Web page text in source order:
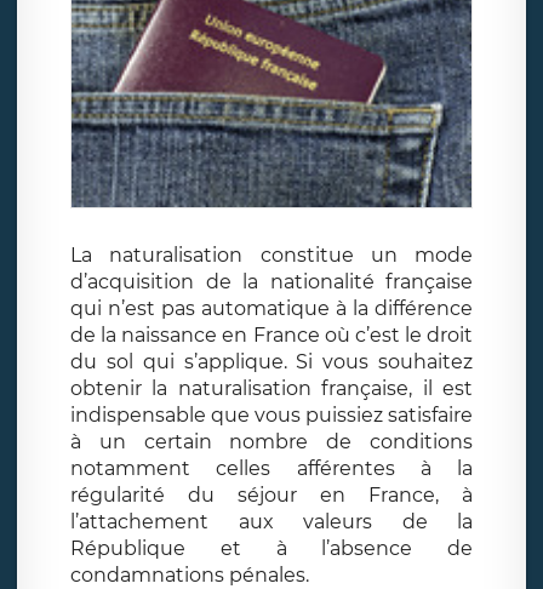
La naturalisation constitue un mode
d’acquisition de la nationalité française
qui n’est pas automatique à la différence
de la naissance en France où c’est le droit
du sol qui s’applique. Si vous souhaitez
obtenir la naturalisation française, il est
indispensable que vous puissiez satisfaire
à un certain nombre de conditions
notamment celles afférentes à la
régularité du séjour en France, à
l’attachement aux valeurs de la
République et à l’absence de
condamnations pénales.